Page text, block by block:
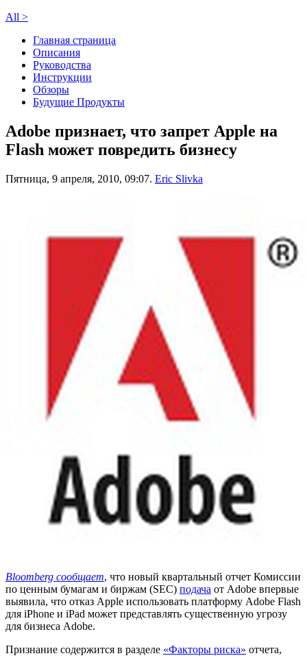
All >
Главная страница
Описания
Руководства
Инструкции
Обзоры
Будущие Продукты
Adobe признает, что запрет Apple на
Flash может повредить бизнесу
Пятница, 9 апреля, 2010, 09:07. Eric Slivka
Bloomberg сообщает, что новый квартальный отчет Комиссии
по ценным бумагам и биржам (SEC) подача от Adobe впервые
выявила, что отказ Apple использовать платформу Adobe Flash
для iPhone и iPad может представлять существенную угрозу
для бизнеса Adobe.
Признание содержится в разделе «Факторы риска» отчета,